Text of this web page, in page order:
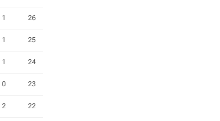
1 26
1 25
1 24
0 23
2 22